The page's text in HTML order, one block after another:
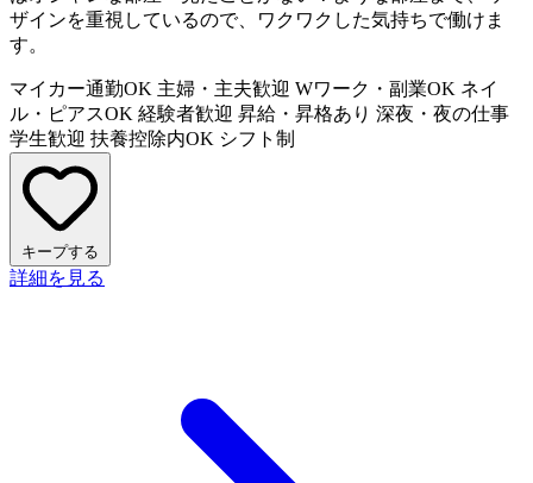
ザインを重視しているので、ワクワクした気持ちで働けま
す。
マイカー通勤OK 主婦・主夫歓迎 Wワーク・副業OK ネイ
ル・ピアスOK 経験者歓迎 昇給・昇格あり 深夜・夜の仕事
学生歓迎 扶養控除内OK シフト制
キープする
詳細を見る